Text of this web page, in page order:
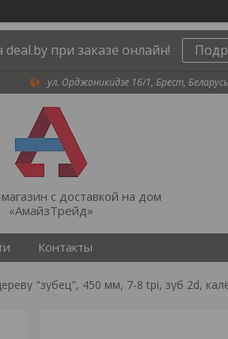
при заказе онлайн!
ул. Орджоникидзе 16/1, Брест, Беларусь
с доставкой на дом
«АмайзТрейд»
Контакты
"зубец", 450 мм, 7-8 tpi, зуб 2d,